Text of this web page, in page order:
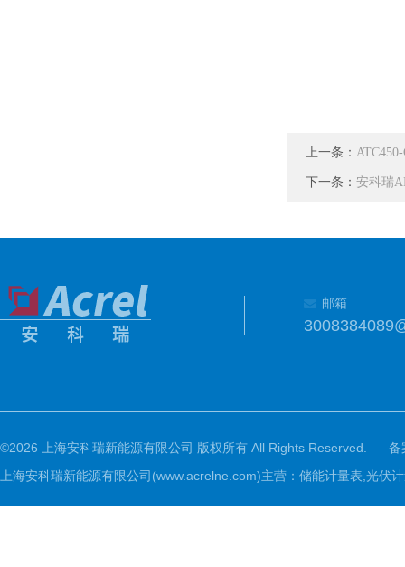
上一条：
下一条： 安科瑞
邮箱
©2026 上海安科瑞新能源有限公司 版权所有 All Rights Reserved.
备
上海安科瑞新能源有限公司(www.acrelne.com)主营：储能计量表,光伏